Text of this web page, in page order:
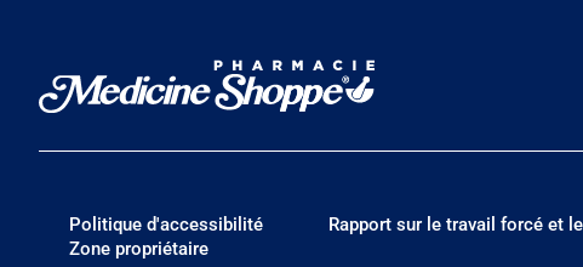
Politique d'accessibilité Rapport sur le travail forcé et
Zone propriétaire